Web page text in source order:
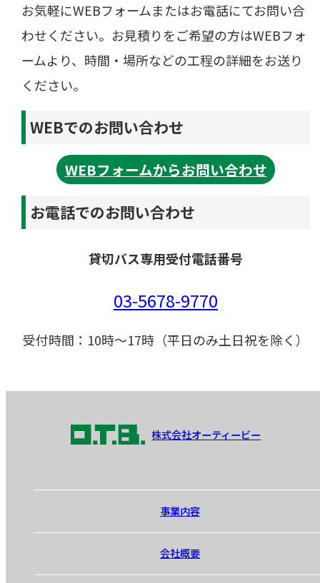
お気軽にWEBフォームまたはお電話にてお問い合
わせください。お見積りをご希望の方はWEBフォ
ームより、時間・場所などの工程の詳細をお送り
ください。
WEBでのお問い合わせ
WEBフォームからお問い合わせ
お電話でのお問い合わせ
貸切バス専用受付電話番号
03-5678-9770
受付時間：10時～17時（平日のみ土日祝を除く）
株式会社オーティービー
事業内容
会社概要